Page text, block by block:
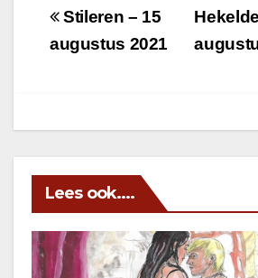
Stileren – 15
augustus 2021
Lees ook....